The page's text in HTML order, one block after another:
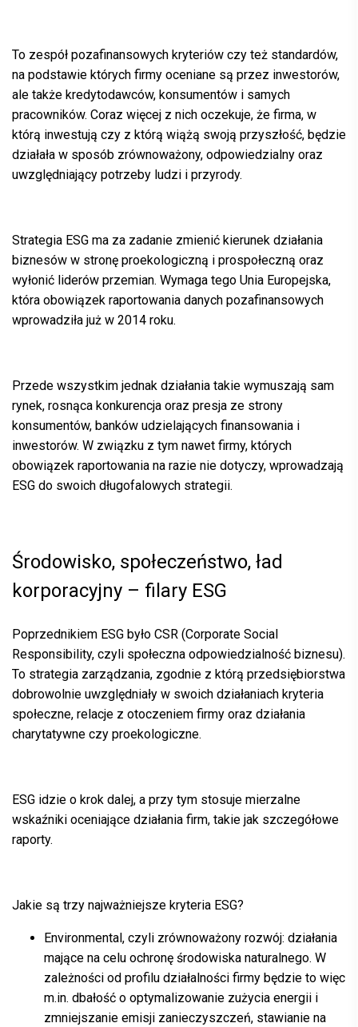
To zespół pozafinansowych kryteriów czy też standardów,
na podstawie których firmy oceniane są przez inwestorów,
ale także kredytodawców, konsumentów i samych
pracowników. Coraz więcej z nich oczekuje, że firma, w
którą inwestują czy z którą wiążą swoją przyszłość, będzie
działała w sposób zrównoważony, odpowiedzialny oraz
uwzględniający potrzeby ludzi i przyrody.
Strategia ESG ma za zadanie zmienić kierunek działania
biznesów w stronę proekologiczną i prospołeczną oraz
wyłonić liderów przemian. Wymaga tego Unia Europejska,
która obowiązek raportowania danych pozafinansowych
wprowadziła już w 2014 roku.
Przede wszystkim jednak działania takie wymuszają sam
rynek, rosnąca konkurencja oraz presja ze strony
konsumentów, banków udzielających finansowania i
inwestorów. W związku z tym nawet firmy, których
obowiązek raportowania na razie nie dotyczy, wprowadzają
ESG do swoich długofalowych strategii.
Środowisko, społeczeństwo, ład
korporacyjny – filary ESG
Poprzednikiem ESG było CSR (Corporate Social
Responsibility, czyli społeczna odpowiedzialność biznesu).
To strategia zarządzania, zgodnie z którą przedsiębiorstwa
dobrowolnie uwzględniały w swoich działaniach kryteria
społeczne, relacje z otoczeniem firmy oraz działania
charytatywne czy proekologiczne.
ESG idzie o krok dalej, a przy tym stosuje mierzalne
wskaźniki oceniające działania firm, takie jak szczegółowe
raporty.
Jakie są trzy najważniejsze kryteria ESG?
Environmental, czyli zrównoważony rozwój: działania
mające na celu ochronę środowiska naturalnego. W
zależności od profilu działalności firmy będzie to więc
m.in. dbałość o optymalizowanie zużycia energii i
zmniejszanie emisji zanieczyszczeń, stawianie na